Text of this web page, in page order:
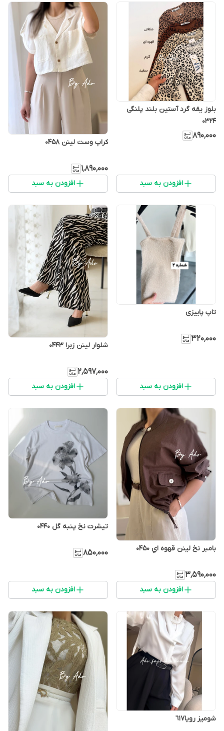
بلوز یقه گرد آستین بلند پلنگی
0324
۸۹۰٬۰۰۰
افزودن به سبد
كراپ وست لينن 0458
۱٬۸۹۰٬۰۰۰
افزودن به سبد
تاپ پاییزی
۳۲۰٬۰۰۰
افزودن به سبد
شلوار لینن زبرا 0443
۲٬۵۹۷٬۰۰۰
افزودن به سبد
بامبر نخ لينن قهوه اي 0450
۳٬۵۹۰٬۰۰۰
افزودن به سبد
تيشرت نخ پنبه گل 0440
۸۵۰٬۰۰۰
افزودن به سبد
شومیز رویا٦١٧